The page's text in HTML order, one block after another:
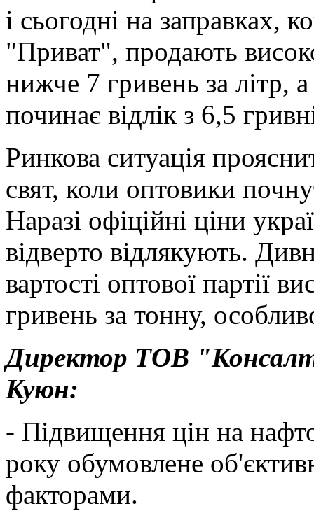
і сьогодні на заправках,
"Приват", продають
нижче 7 гривень за літр,
починає відлік з 6,5
Ринкова ситуація
свят, коли оптовики
Наразі офіційні ціни
відверто відлякують.
вартості оптової партії
гривень за тонну,
Директор ТОВ
Куюн:
- Підвищення цін на
року обумовлене
факторами.